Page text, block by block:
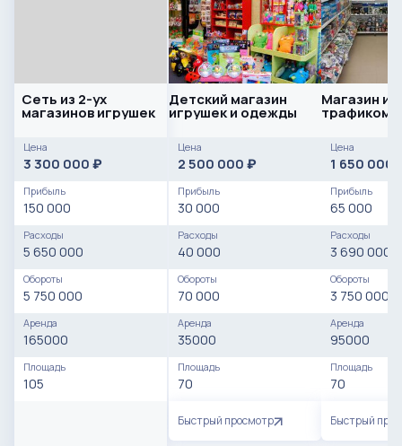
Сеть из 2-ух
магазинов игрушек
Цена
3 300 000 ₽
Прибыль
150 000
Расходы
5 650 000
Обороты
5 750 000
Аренда
165000
Площадь
105
Детский магазин
игрушек и одежды
Цена
2 500 000 ₽
Прибыль
30 000
Расходы
40 000
Обороты
70 000
Аренда
35000
Площадь
70
Быстрый просмотр
Магазин
трафиком
Цена
1 650 000
Прибыль
65 000
Расходы
3 690 000
Обороты
3 750 000
Аренда
95000
Площадь
70
Быстрый